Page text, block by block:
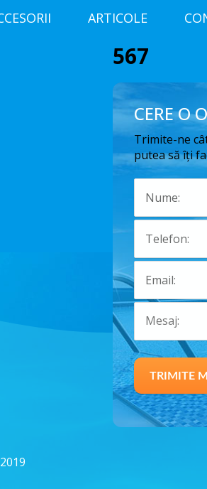
ARTICOLE
567
CERE O
Trimite-ne
putea să îți